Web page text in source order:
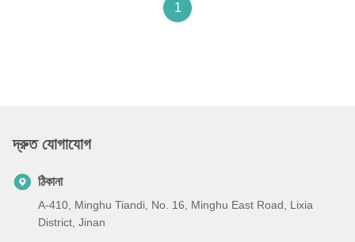
1
দ্রুত যোগাযোগ
ঠিকানা
A-410, Minghu Tiandi, No. 16, Minghu East Road, Lixia
District, Jinan